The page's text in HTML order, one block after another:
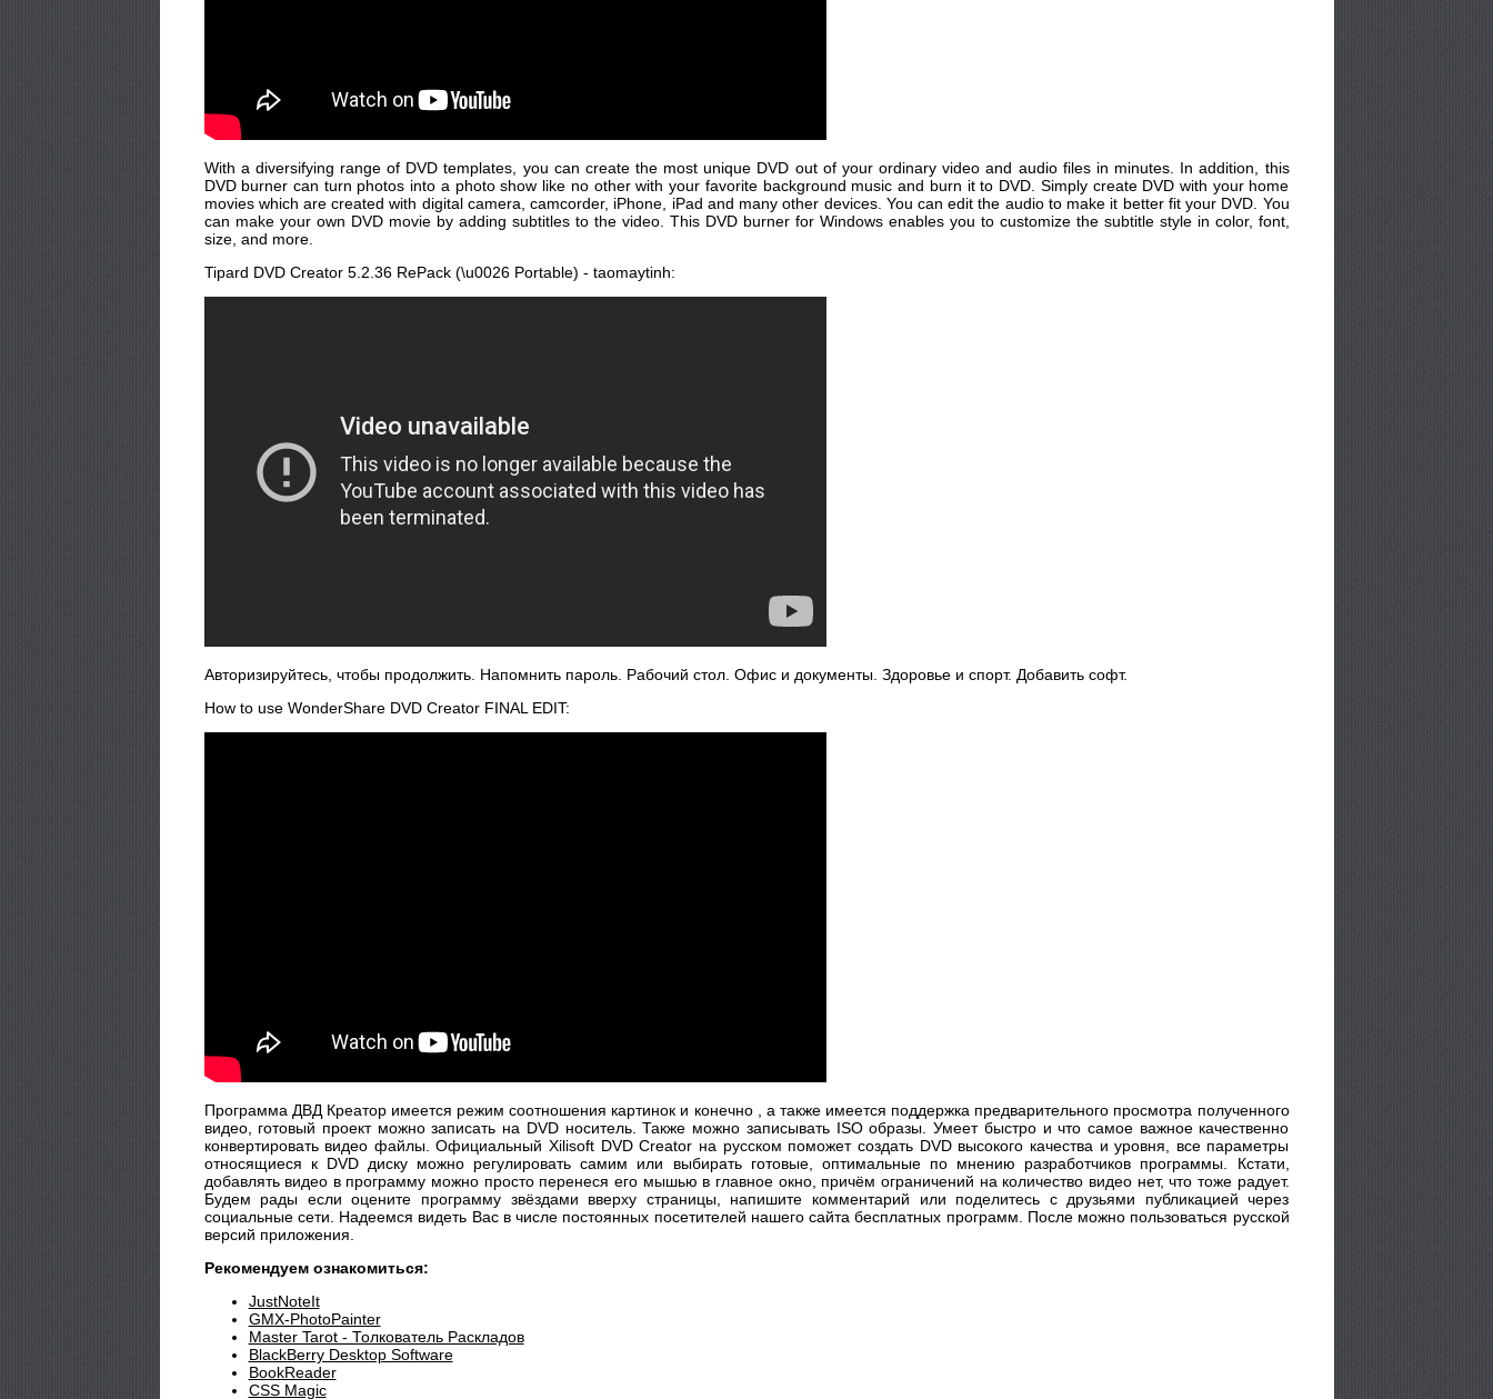
With a diversifying range of DVD templates, you can create the most unique DVD out of your ordinary video and audio files in minutes. In addition, this
DVD burner can turn photos into a photo show like no other with your favorite background music and burn it to DVD. Simply create DVD with your home
movies which are created with digital camera, camcorder, iPhone, iPad and many other devices. You can edit the audio to make it better fit your DVD. You
can make your own DVD movie by adding subtitles to the video. This DVD burner for Windows enables you to customize the subtitle style in color, font,
size, and more.
Tipard DVD Creator 5.2.36 RePack (\u0026 Portable) - taomaytinh:
Авторизируйтесь, чтобы продолжить. Напомнить пароль. Рабочий стол. Офис и документы. Здоровье и спорт. Добавить софт.
How to use WonderShare DVD Creator FINAL EDIT:
Программа ДВД Креатор имеется режим соотношения картинок и конечно , а также имеется поддержка предварительного просмотра полученного
видео, готовый проект можно записать на DVD носитель. Также можно записывать ISO образы. Умеет быстро и что самое важное качественно
конвертировать видео файлы. Официальный Xilisoft DVD Creator на русском поможет создать DVD высокого качества и уровня, все параметры
относящиеся к DVD диску можно регулировать самим или выбирать готовые, оптимальные по мнению разработчиков программы. Кстати,
добавлять видео в программу можно просто перенеся его мышью в главное окно, причём ограничений на количество видео нет, что тоже радует.
Будем рады если оцените программу звёздами вверху страницы, напишите комментарий или поделитесь с друзьями публикацией через
социальные сети. Надеемся видеть Вас в числе постоянных посетителей нашего сайта бесплатных программ. После можно пользоваться русской
версий приложения.
Рекомендуем ознакомиться:
JustNoteIt
GMX-PhotoPainter
Master Tarot - Толкователь Раскладов
BlackBerry Desktop Software
BookReader
CSS Magic